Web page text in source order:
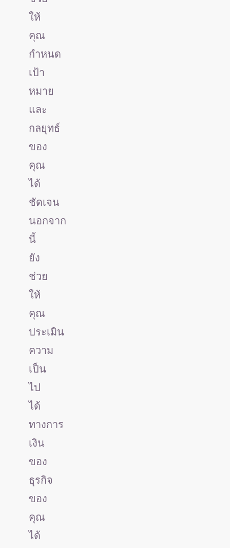
ให้
คุณ
กำหนด
เป้า
หมาย
และ
กลยุทธ์
ของ
คุณ
ได้
ชัดเจน
นอกจาก
นี้
ยัง
ช่วย
ให้
คุณ
ประเมิน
ความ
เป็น
ไป
ได้
ทางการ
เงิน
ของ
ธุรกิจ
ของ
คุณ
ได้